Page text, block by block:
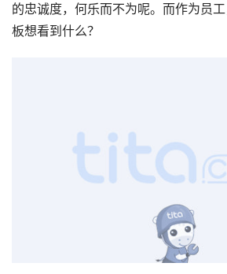
的忠诚度，何乐而不为呢。而作为员
板想看到什么？